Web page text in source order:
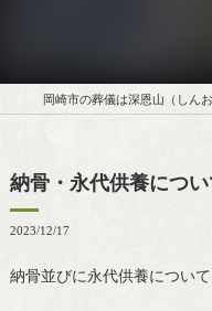
納骨・永代供養につい
2023/12/17
納骨並びに永代供養につい